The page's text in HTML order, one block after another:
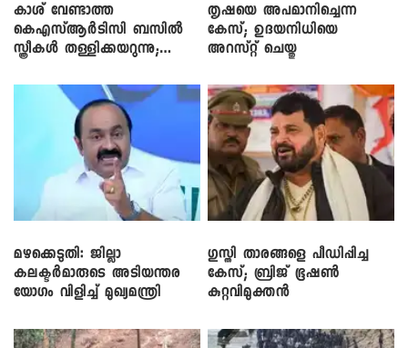
കാശ് വേണ്ടാത്ത
കെഎസ്ആർടിസി ബസിൽ
സ്ത്രീകൾ തള്ളിക്കയറുന്നു;
തൃഷയെ അപമാനിച്ചെന്ന
കേസ്; ഉദയനിധിയെ
അറസ്റ്റ് ചെയ്തു
മഴക്കെടുതി: ജില്ലാ
കലക്ടർമാരുടെ അടിയന്തര
യോഗം വിളിച്ച് മുഖ്യമന്ത്രി
​ഗുസ്തി താരങ്ങളെ പീഡിപ്പിച്ച
കേസ്; ബ്രിജ് ഭൂഷൺ
കുറ്റവിമുക്തൻ